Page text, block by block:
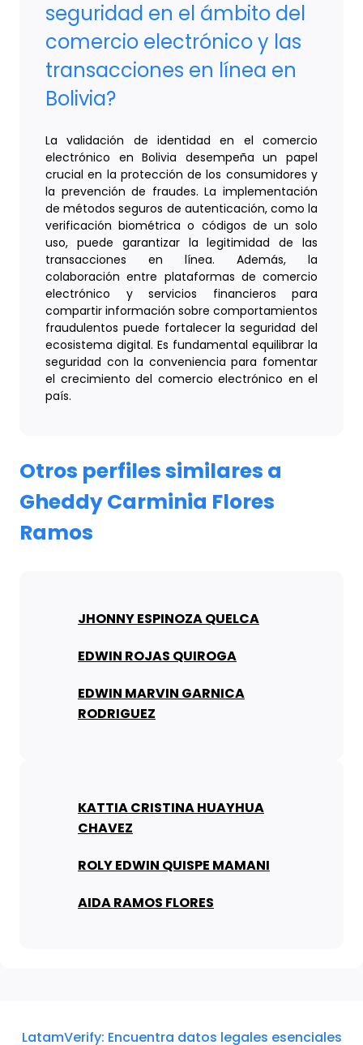
seguridad en el ámbito del
comercio electrónico y las
transacciones en línea en
Bolivia?
La validación de identidad en el comercio
electrónico en Bolivia desempeña un papel
crucial en la protección de los consumidores y
la prevención de fraudes. La implementación
de métodos seguros de autenticación, como la
verificación biométrica o códigos de un solo
uso, puede garantizar la legitimidad de las
transacciones en línea. Además, la
colaboración entre plataformas de comercio
electrónico y servicios financieros para
compartir información sobre comportamientos
fraudulentos puede fortalecer la seguridad del
ecosistema digital. Es fundamental equilibrar la
seguridad con la conveniencia para fomentar
el crecimiento del comercio electrónico en el
país.
Otros perfiles similares a
Gheddy Carminia Flores
Ramos
JHONNY ESPINOZA QUELCA
EDWIN ROJAS QUIROGA
EDWIN MARVIN GARNICA
RODRIGUEZ
KATTIA CRISTINA HUAYHUA
CHAVEZ
ROLY EDWIN QUISPE MAMANI
AIDA RAMOS FLORES
LatamVerify: Encuentra datos legales esenciales